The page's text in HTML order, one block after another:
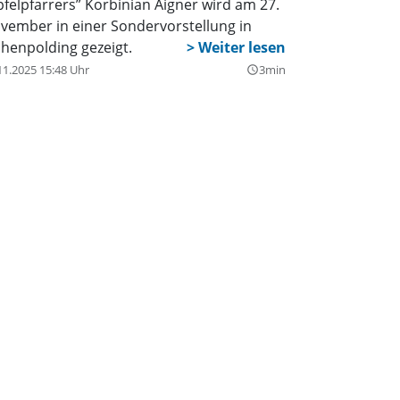
infolge Alkohol eingeleitet.
Korbinian Aigner wird am 27.
in einer Sondervorstellung in
gezeigt.
15:48 Uhr query_builder3min